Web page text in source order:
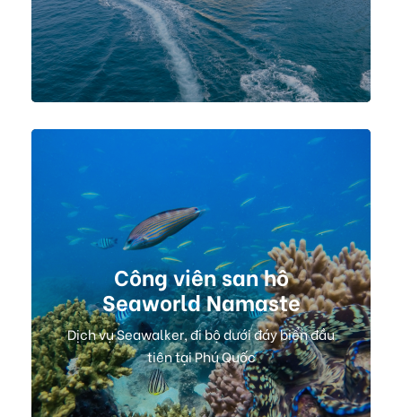
Công viên san hô
Seaworld Namaste
Dịch vụ Seawalker, đi bộ dưới đáy biển đầu
tiên tại Phú Quốc